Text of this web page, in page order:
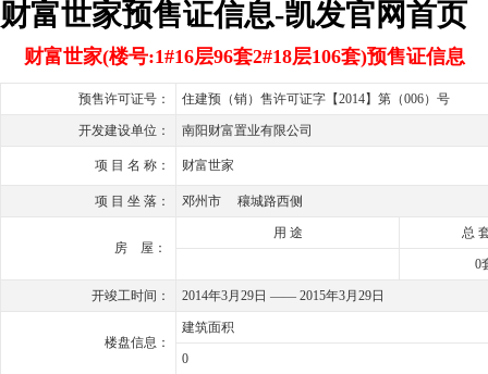
财富世家预售证信息-凯发官网首页
财富世家(楼号:1#16层96套2#18层106套)预售证信息
预售许可证号： 住建预（销）售许可证字【2014】第（006）号
开发建设单位： 南阳财富置业有限公司
项 目 名 称： 财富世家
项 目 坐 落： 邓州市 穰城路西侧
房 屋：
用 途 总
0
开竣工时间： 2014年3月29日 —— 2015年3月29日
楼盘信息：
建筑面积
0